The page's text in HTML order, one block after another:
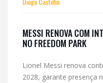
MESSI RENOVA COM
NO FREEDOM PARK
Lionel Messi renova
2028, garante presença